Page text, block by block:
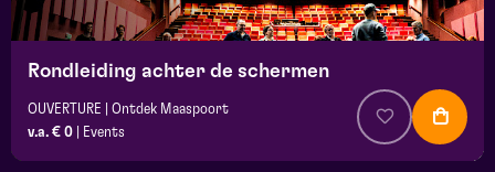
Rondleiding achter de schermen
OUVERTURE | Ontdek Maaspoort
v.a. € 0
Events